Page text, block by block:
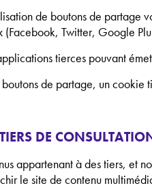
de boutons de partage
(Facebook, Twitter, Google
tierces pouvant
boutons de partage, un
DE
appartenant à des tiers, et
le site de contenu